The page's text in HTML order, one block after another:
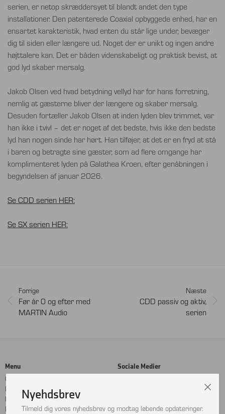
serien, er netop skræddersyet til blandt andet den type
installationer. Den patenterede Coaxial opbyggede enhed, har en
ensartet karakteristik, hvad enten du står lige under, bevæger
dig til siden eller længere ud. Noget der er unikt og ingen andre
højttalere kan. Det er båden videnskabeligt og praktisk bevist, at
god lyd skaber mersalg.
Jakob Olsen ved hvad betydning vellyd har for hans forretning,
nemlig at gæsterne bliver der længere og skaber mersalg.
Desuden fortæller Jakob Olsen at inden lyden blev trimmet, var
han ikke i tvivl – det er noget af det bedste, hvis ikke den bedste
lyd han nogen sinde har hørt. Han tilføjer, at det er en fryd at stå
i baren og betragte sine gæster, som ad flere omgange har
komplimenteret lyden på Galathea Kroen, efter genåbningen i
begyndelsen af januar 2026.
Se CDD serien HER:
Se SX serien HER:
Forrige
Før år 0 og efter med
MARTIN Audio
Næste
CDD passiv og aktiv,
serien
Menu
Cookie- og privatlivspolitik
Handelsbetingelser
Kontakt
Returnering
Sociale Medier
Nyehdsbrev
Tilmeld dig vores nyhedsbrev og modtag løbende opdateringer.